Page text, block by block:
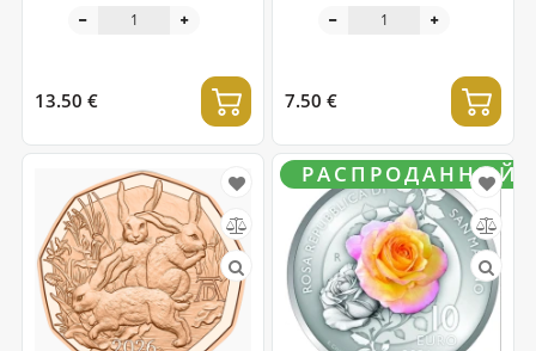
службы
13.50 € 7.50 €
РАСПРОДАННЫЙ